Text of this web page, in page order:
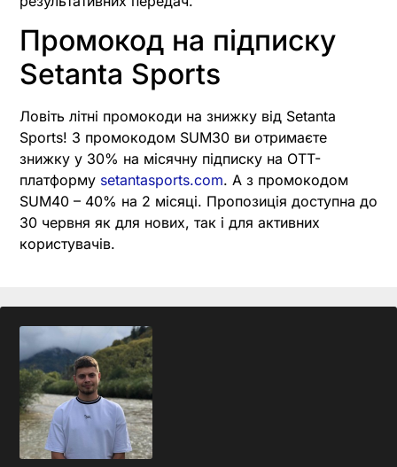
Промокод на підписку
Setanta Sports
Ловіть літні промокоди на знижку від Setanta
Sports! З промокодом SUM30 ви отримаєте
знижку у 30% на місячну підписку на OTT-
платформу setantasports.com. А з промокодом
SUM40 – 40% на 2 місяці. Пропозиція доступна до
30 червня як для нових, так і для активних
користувачів.